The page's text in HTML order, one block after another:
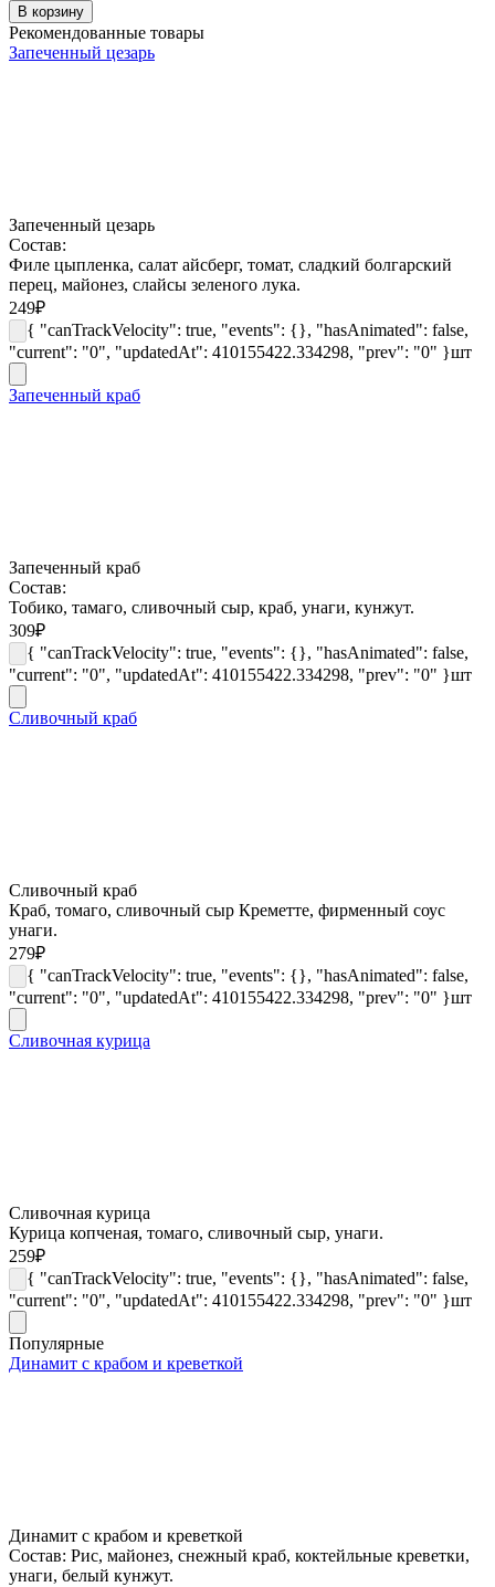
В корзину
Рекомендованные товары
Запеченный цезарь
Запеченный цезарь
Состав:
Филе цыпленка, салат айсберг, томат, сладкий болгарский
перец, майонез, слайсы зеленого лука.
249₽
{ "canTrackVelocity": true, "events": {}, "hasAnimated": false,
"current": "0", "updatedAt": 410155422.334298, "prev": "0" }шт
Запеченный краб
Запеченный краб
Состав:
Тобико, тамаго, сливочный сыр, краб, унаги, кунжут.
309₽
{ "canTrackVelocity": true, "events": {}, "hasAnimated": false,
"current": "0", "updatedAt": 410155422.334298, "prev": "0" }шт
Сливочный краб
Сливочный краб
Краб, томаго, сливочный сыр Креметте, фирменный соус
унаги.
279₽
{ "canTrackVelocity": true, "events": {}, "hasAnimated": false,
"current": "0", "updatedAt": 410155422.334298, "prev": "0" }шт
Сливочная курица
Сливочная курица
Курица копченая, томаго, сливочный сыр, унаги.
259₽
{ "canTrackVelocity": true, "events": {}, "hasAnimated": false,
"current": "0", "updatedAt": 410155422.334298, "prev": "0" }шт
Популярные
Динамит с крабом и креветкой
Динамит с крабом и креветкой
Состав: Рис, майонез, снежный краб, коктейльные креветки,
унаги, белый кунжут.